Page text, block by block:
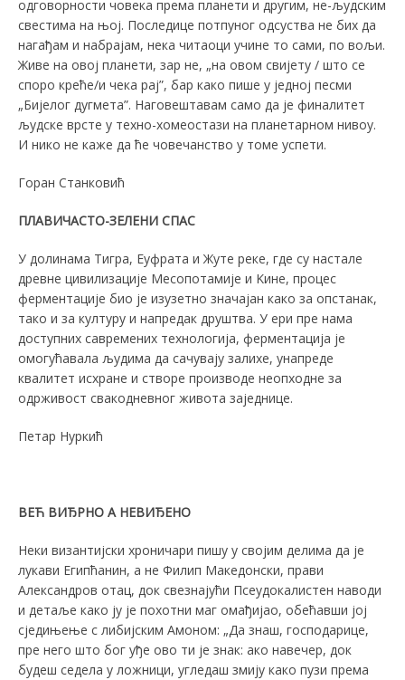
одговорности човека према планети и другим, не-људским
свестима на њој. Последице потпуног одсуства не бих да
нагађам и набрајам, нека читаоци учине то сами, по вољи.
Живе на овој планети, зар не, „на овом свијету / што се
споро креће/и чека рај”, бар како пише у једној песми
„Бијелог дугмета”. Наговештавам само да је финалитет
људске врсте у техно-хомеостази на планетарном нивоу.
И нико не каже да ће човечанство у томе успети.
Горан Станковић
ПЛАВИЧАСТО-ЗЕЛЕНИ СПАС
У долинама Тигра, Еуфрата и Жуте реке, где су настале
древне цивилизације Месопотамије и Kине, процес
ферментације био је изузетно значајан како за опстанак,
тако и за културу и напредак друштва. У ери пре нама
доступних савремених технологија, ферментација је
омогућавала људима да сачувају залихе, унапреде
квалитет исхране и створе производе неопходне за
одрживост свакодневног живота заједнице.
Петар Нуркић
ВЕЋ ВИЂРНО А НЕВИЂЕНO
Неки византијски хроничари пишу у својим делима да је
лукави Египћанин, а не Филип Македонски, прави
Александров отац, док свезнајући Псеудокалистен наводи
и детаље како ју је похотни маг омађијао, обећавши јој
сједињење с либијским Амоном: „Да знаш, господарице,
пре него што бог уђе ово ти је знак: ако навечер, док
будеш седела у ложници, угледаш змију како пузи према